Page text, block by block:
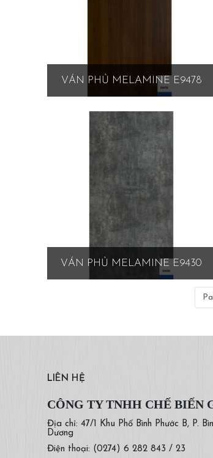
VÁN PHỦ MELAMINE E9478
VÁN PHỦ MELAMINE E9430
LIÊN HỆ
CÔNG TY TNHH CHẾ BIẾN
Địa chỉ: 47/1 Khu Phố Bình Phước B, P.
Dương
Điện thoại: (0274) 6 282 843 / 23